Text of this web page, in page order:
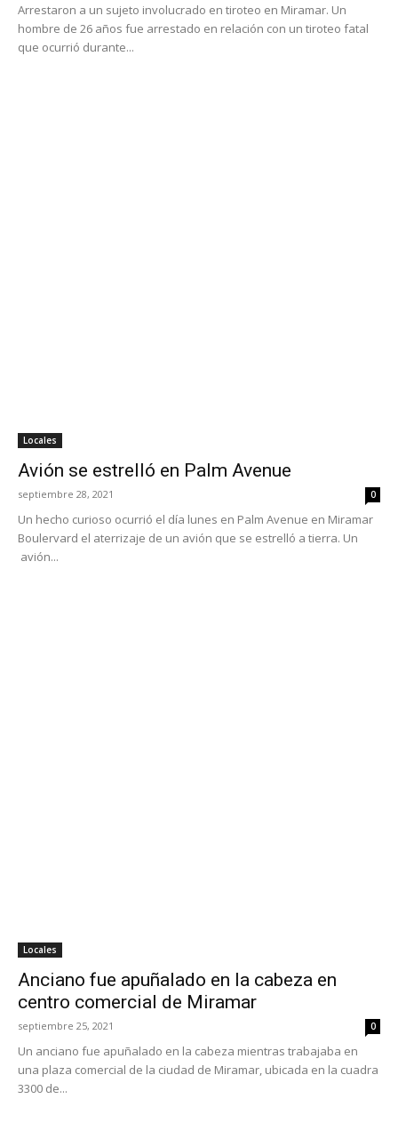
Arrestaron a un sujeto involucrado en tiroteo en Miramar. Un
hombre de 26 años fue arrestado en relación con un tiroteo fatal
que ocurrió durante...
Locales
Avión se estrelló en Palm Avenue
septiembre 28, 2021 0
Un hecho curioso ocurrió el día lunes en Palm Avenue en Miramar
Boulervard el aterrizaje de un avión que se estrelló a tierra. Un
avión...
Locales
Anciano fue apuñalado en la cabeza en
centro comercial de Miramar
septiembre 25, 2021 0
Un anciano fue apuñalado en la cabeza mientras trabajaba en
una plaza comercial de la ciudad de Miramar, ubicada en la cuadra
3300 de...